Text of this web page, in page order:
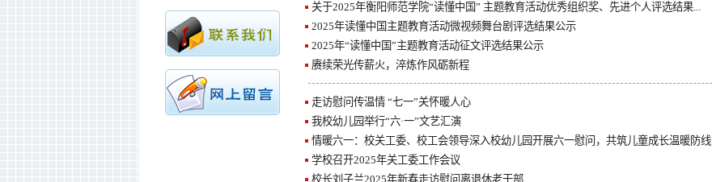
关于2025年衡阳师范学院“读懂中国” 主题教育活动优秀组织奖、先进个人评选结果...
2025年读懂中国主题教育活动微视频舞台剧评选结果公示
2025年“读懂中国”主题教育活动征文评选结果公示
赓续荣光传薪火，淬炼作风砺新程
走访慰问传温情 “七一”关怀暖人心
我校幼儿园举行“六·一”文艺汇演
情暖六一：校关工委、校工会领导深入校幼儿园开展六一慰问，共筑儿童成长温暖防线
学校召开2025年关工委工作会议
校长刘子兰2025年新春走访慰问离退休老干部